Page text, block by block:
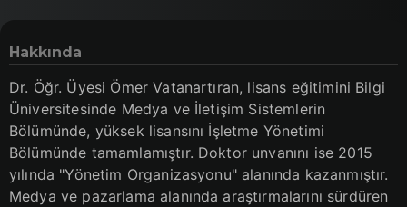
Hakkında
Dr. Öğr. Üyesi Ömer Vatanartıran, lisans eğitimini Bilgi
Üniversitesinde Medya ve İletişim Sistemlerin
Bölümünde, yüksek lisansını İşletme Yönetimi
Bölümünde tamamlamıştır. Doktor unvanını ise 2015
yılında "Yönetim Organizasyonu" alanında kazanmıştır.
Medya ve pazarlama alanında araştırmalarını sürdüren